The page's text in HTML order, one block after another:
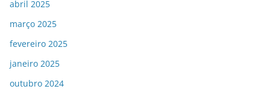
abril 2025
março 2025
fevereiro 2025
janeiro 2025
outubro 2024